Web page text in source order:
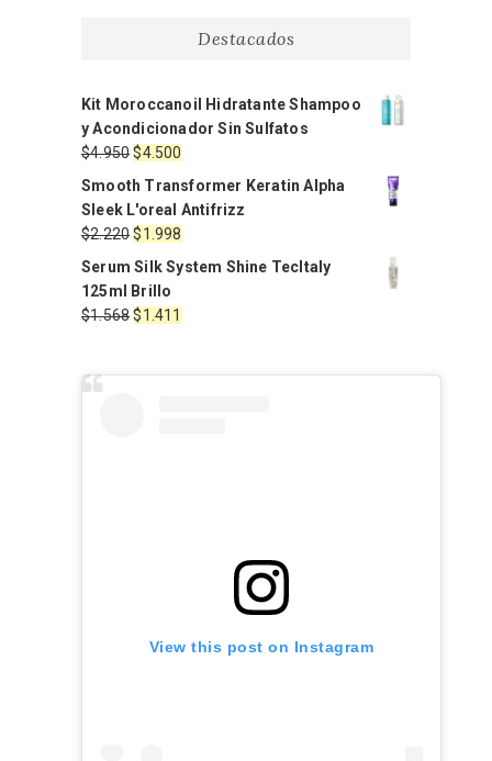
Destacados
Kit Moroccanoil Hidratante Shampoo
y Acondicionador Sin Sulfatos
$4.950El
precio
original
era:
$4.950.
$4.500
precio
actual
es:
$4.500.
Smooth Transformer Keratin Alpha
Sleek L'oreal Antifrizz
$2.220El
precio
original
era:
$2.220.
$1.998
es:
$1.998.
Serum Silk System Shine TecItaly
125ml Brillo
$1.568El
$1.411
View this post on Instagram